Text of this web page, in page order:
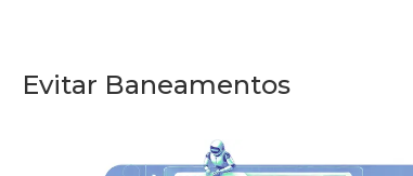
Evitar Baneamentos